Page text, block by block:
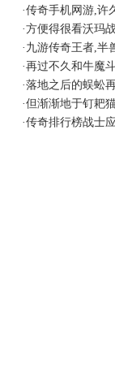
·传奇手机网游,许
·方便得很看沃玛
· 九游传奇王者,半
·再过不久和牛魔
·落地之后的蜈蚣
·但渐渐地于钉耙
·传奇排行榜战士